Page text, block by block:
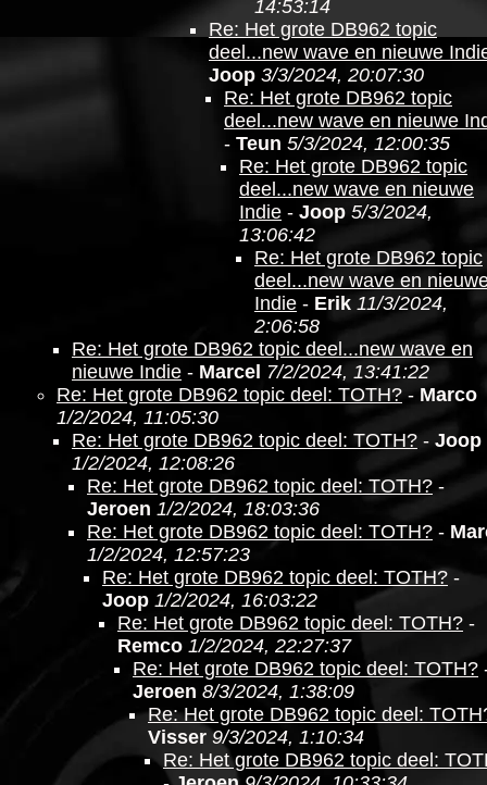
14:53:14
Re: Het grote DB962 topic
deel...new wave en nieuwe
Joop 3/3/2024, 20:07:30
Re: Het grote DB962 topic
deel...new wave en nieuwe
- Teun 5/3/2024, 12:00:35
Re: Het grote DB962 topic
deel...new wave en nieuwe
Indie - Joop 5/3/2024,
13:06:42
Re: Het grote DB962 topic
deel...new wave en
Indie - Erik 11/3/2024,
2:06:58
Re: Het grote DB962 topic deel...new wave en
nieuwe Indie - Marcel 7/2/2024, 13:41:22
Re: Het grote DB962 topic deel: TOTH? - Marco
1/2/2024, 11:05:30
Re: Het grote DB962 topic deel: TOTH? - Joop
1/2/2024, 12:08:26
Re: Het grote DB962 topic deel: TOTH? -
Jeroen 1/2/2024, 18:03:36
Re: Het grote DB962 topic deel: TOTH? -
1/2/2024, 12:57:23
Re: Het grote DB962 topic deel: TOTH? -
Joop 1/2/2024, 16:03:22
Re: Het grote DB962 topic deel: TOTH? -
Remco 1/2/2024, 22:27:37
Re: Het grote DB962 topic deel: TOTH?
Jeroen 8/3/2024, 1:38:09
Re: Het grote DB962 topic deel:
Visser 9/3/2024, 1:10:34
Re: Het grote DB962 topic deel: